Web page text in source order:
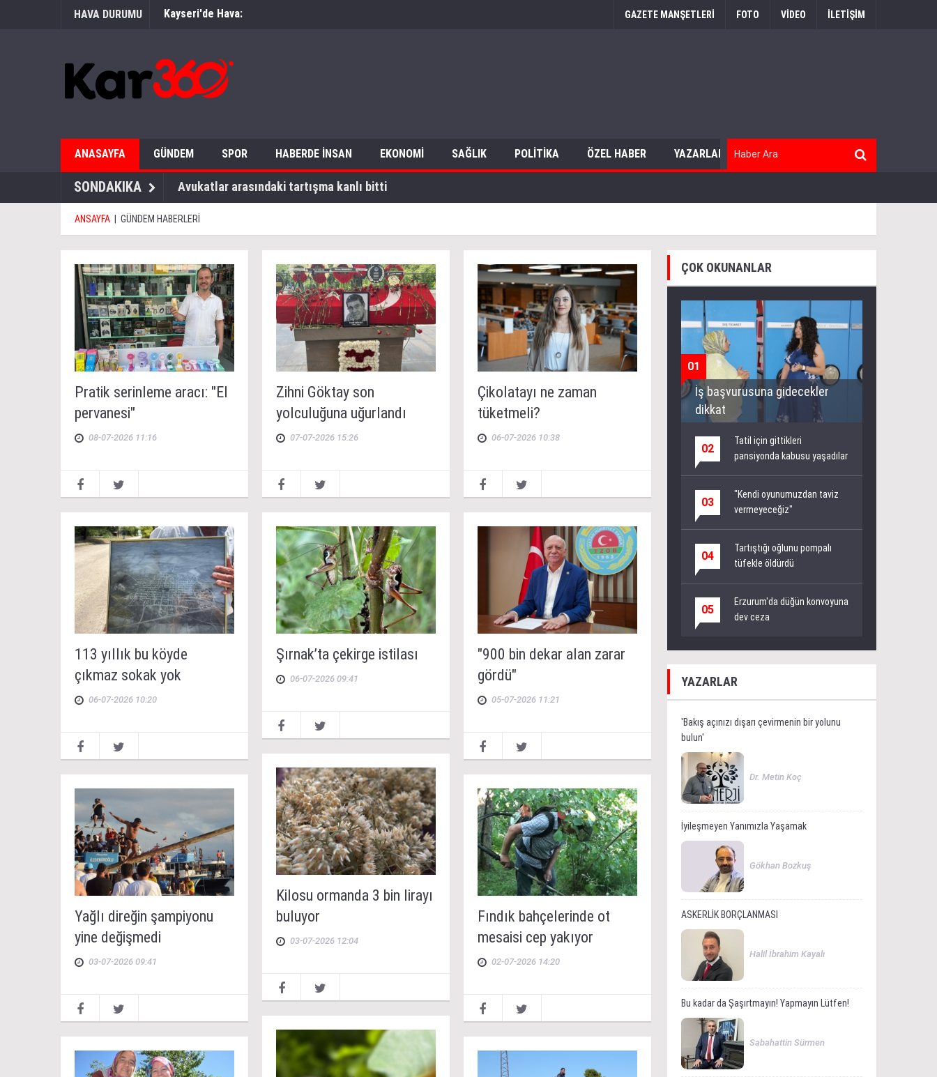
HAVA DURUMU Kayseri'de Hava: GAZETE MANŞETLERİ FOTO VİDEO İLETİŞİM
ANASAYFA GÜNDEM SPOR HABERDE İNSAN EKONOMİ SAĞLIK POLİTİKA ÖZEL HABER YAZARLAR
SONDAKIKA Avukatlar arasındaki tartışma kanlı bitti
ANSAYFA GÜNDEM HABERLERİ
Pratik serinleme aracı: "El
pervanesi"
08-07-2026 11:16
Zihni Göktay son
yolculuğuna uğurlandı
07-07-2026 15:26
Çikolatayı ne zaman
tüketmeli?
06-07-2026 10:38
113 yıllık bu köyde
çıkmaz sokak yok
06-07-2026 10:20
Şırnak’ta çekirge istilası
06-07-2026 09:41
"900 bin dekar alan zarar
gördü"
05-07-2026 11:21
Kilosu ormanda 3 bin lirayı
buluyor
03-07-2026 12:04
Yağlı direğin şampiyonu
yine değişmedi
03-07-2026 09:41
Fındık bahçelerinde ot
mesaisi cep yakıyor
02-07-2026 14:20
ÇOK OKUNANLAR
01
İş başvurusuna gidecekler
dikkat
02
Tatil için gittikleri
pansiyonda kabusu yaşadılar
03
"Kendi oyunumuzdan taviz
vermeyeceğiz"
04
Tartıştığı oğlunu pompalı
tüfekle öldürdü
05
Erzurum'da düğün konvoyuna
dev ceza
YAZARLAR
'Bakış açınızı dışarı çevirmenin bir yolunu
bulun'
Dr. Metin Koç
İyileşmeyen Yanımızla Yaşamak
Gökhan Bozkuş
ASKERLİK BORÇLANMASI
Halil İbrahim Kayalı
Bu kadar da Şaşırtmayın! Yapmayın Lütfen!
Sabahattin Sürmen